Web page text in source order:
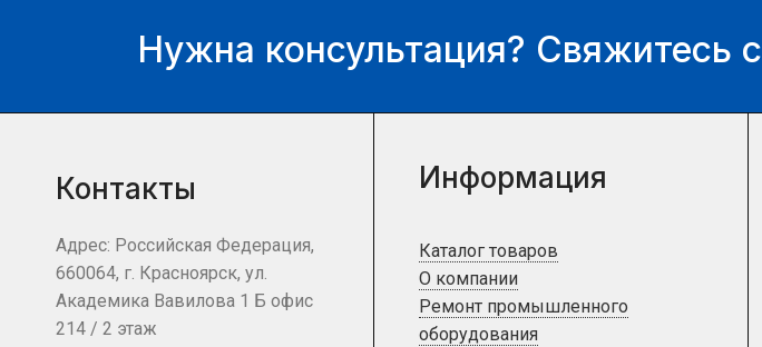
Нужна консультация? Свяжитесь
Контакты
Адрес: Российская Федерация,
660064, г. Красноярск, ул.
Академика Вавилова 1 Б офис
214 / 2 этаж
Информация
Каталог товаров
О компании
Ремонт промышленного
оборудования